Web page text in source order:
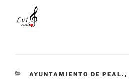
CATEGORÍAS
AYUNTAMIENTO DE PEAL. ,